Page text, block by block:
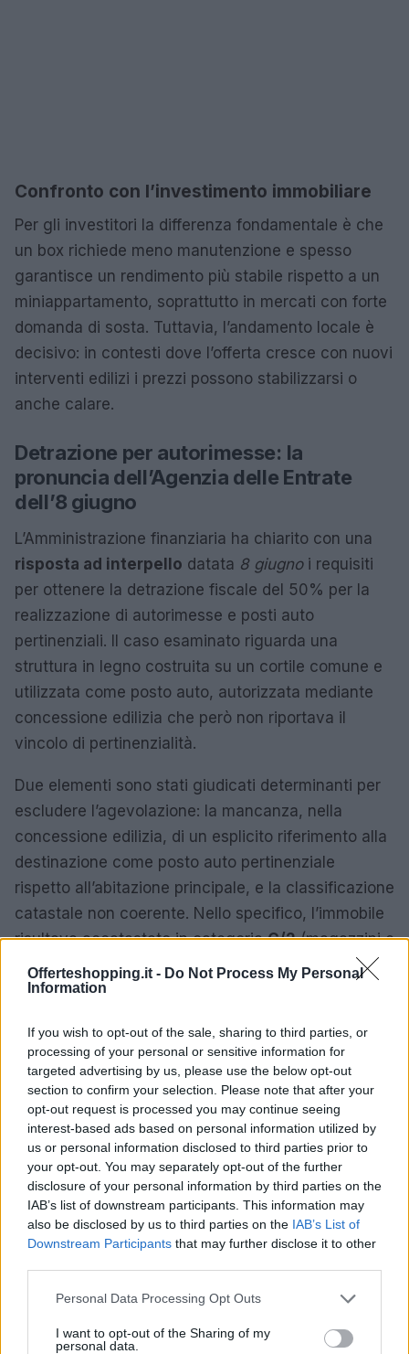
Offerteshopping.it - Do Not Process My Personal
Information
If you wish to opt-out of the sale, sharing to third parties, or
processing of your personal or sensitive information for
targeted advertising by us, please use the below opt-out
section to confirm your selection. Please note that after your
opt-out request is processed you may continue seeing
interest-based ads based on personal information utilized by
us or personal information disclosed to third parties prior to
your opt-out. You may separately opt-out of the further
disclosure of your personal information by third parties on the
IAB’s list of downstream participants. This information may
also be disclosed by us to third parties on the IAB’s List of
Downstream Participants that may further disclose it to other
Please note that this website/app uses one or more Google
not limited to your visit or usage behaviour. You may click to
Personal Data Processing Opt Outs
I want to opt-out of the Sharing of my
personal data.
Confronto con l’investimento immobiliare
Per gli investitori la differenza fondamentale è che
un box richiede meno manutenzione e spesso
garantisce un rendimento più stabile rispetto a un
miniappartamento, soprattutto in mercati con forte
domanda di sosta. Tuttavia, l’andamento locale è
decisivo: in contesti dove l’offerta cresce con nuovi
interventi edilizi i prezzi possono stabilizzarsi o
anche calare.
Detrazione per autorimesse: la
pronuncia dell’Agenzia delle Entrate
dell’8 giugno
L’Amministrazione finanziaria ha chiarito con una
risposta ad interpello datata 8 giugnoi requisiti
per ottenere la detrazione fiscale del 50% per la
realizzazione di autorimesse e posti auto
pertinenziali. Il caso esaminato riguarda una
struttura in legno costruita su un cortile comune e
utilizzata come posto auto, autorizzata mediante
concessione edilizia che però non riportava il
vincolo di pertinenzialità.
Due elementi sono stati giudicati determinanti per
escludere l’agevolazione: la mancanza, nella
concessione edilizia, di un esplicito riferimento alla
destinazione come posto auto pertinenziale
rispetto all’abitazione principale, e la classificazione
catastale non coerente. Nello specifico, l’immobile
risultava accatastato in categoriaC/2(magazzini e
locali di deposito) e non inC/6
(autorimesse), con
rendita autonoma.
Implicazioni pratiche per chi costruisce o
acquista
La decisione sottolinea che per fruire della
detrazione non basta l’uso effettivo del bene: è
necessario che la
documentazione urbanistica e
quella catastale riconoscano formalmente la
pertinenzialità e la destinazione d’uso. In assenza di
questi riscontri, l’agevolazione può essere negata
anche se il box è effettivamente utilizzato per la
sosta dell’auto.
La corretta qualificazione formale è condizione
imprescindibile per accedere alle detrazioni